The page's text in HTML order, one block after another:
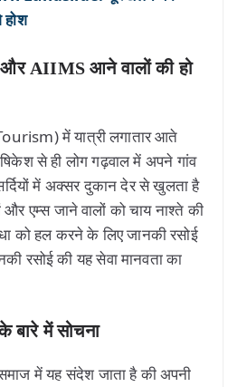
होश
और AIIMS आने वालों की हो
में यात्री लगातार आते
से ही लोग गढ़वाल में अपने गांव
में अक्सर दुकान देर से खुलता है
और एम्स जाने वालों को चाय नाश्ते की
को हल करने के लिए जानकी रसोई
रसोई की यह सेवा मानवता का
बारे में सोचना
में यह संदेश जाता है की अपनी